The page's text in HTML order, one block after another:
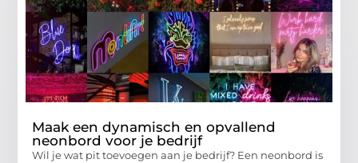
Maak een dynamisch en opvallend
neonbord voor je bedrijf
Wil je wat pit toevoegen aan je bedrijf? Een neonbord is